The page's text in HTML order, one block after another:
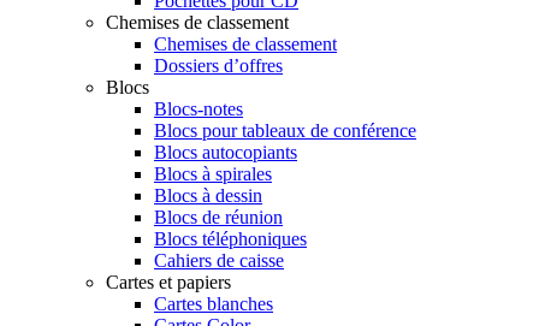
Chemises de classement
Chemises de classement
Dossiers d’offres
Blocs
Blocs-notes
Blocs pour tableaux de conférence
Blocs autocopiants
Blocs à spirales
Blocs à dessin
Blocs de réunion
Blocs téléphoniques
Cahiers de caisse
Cartes et papiers
Cartes blanches